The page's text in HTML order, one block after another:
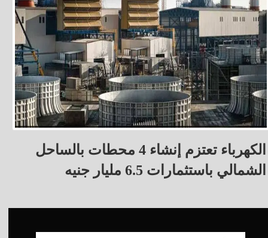
الكهرباء تعتزم إنشاء 4 محطات بالساحل
الشمالي باستثمارات 6.5 مليار جنيه